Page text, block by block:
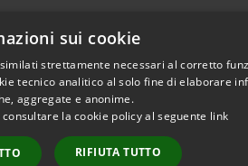
sui cookie
strettamente necessari al corretto
tecnico analitico al solo fine di elaborare
aggregate e anonime.
la cookie policy al seguente link
RIFIUTA TUTTO